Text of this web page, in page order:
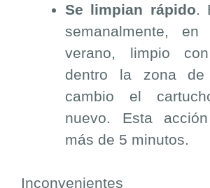
Se limpian rápido
semanalmente,
verano, limpio
dentro la zona
cambio el
nuevo. Esta
más de 5 minutos.
Inconvenientes